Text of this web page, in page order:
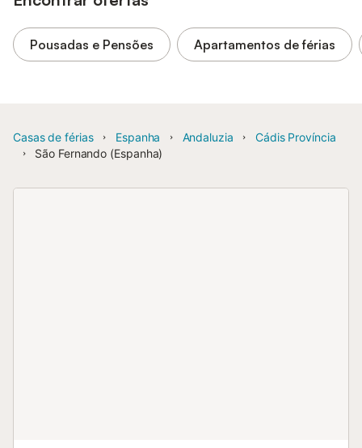
Pousadas e Pensões Apartamentos de férias
Casas de férias Espanha Andaluzia
Cádis Província
São Fernando (Espanha)